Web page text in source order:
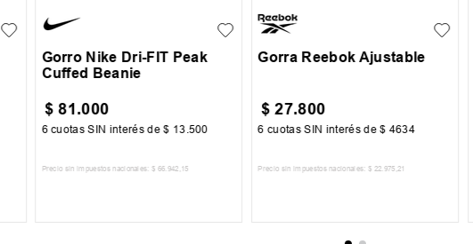
Gorro Nike Dri-FIT Peak
Cuffed Beanie
$ 81.000
6 cuotas SIN interés de$ 13 .500
Precio sin impuestos nacionales: $ 66.942 ,15
Gorra Reebok Ajustable
$ 27.800
6 cuotas SIN interés de$ 4634
Precio sin impuestos nacionales: $ 22.975 ,21